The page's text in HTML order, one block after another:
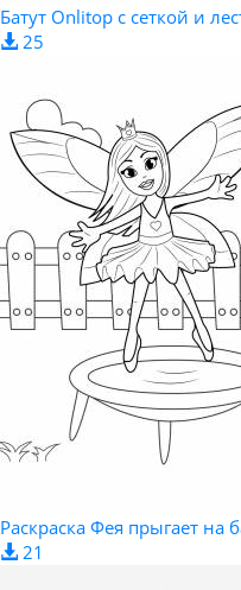
Батут Onlitop с сеткой и
25
Раскраска Фея прыгает на
21